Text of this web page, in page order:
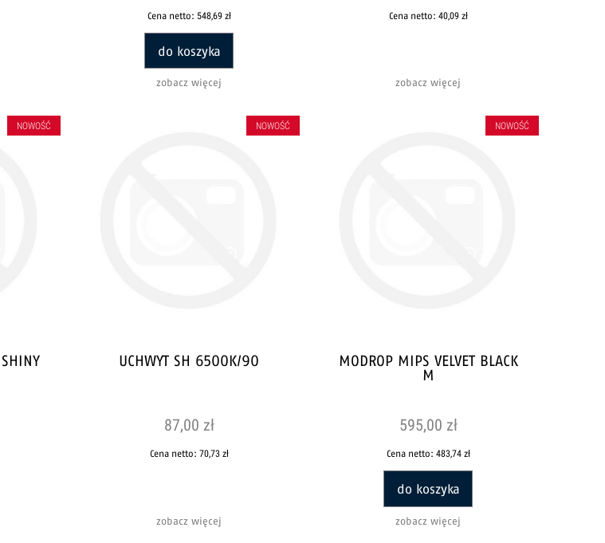
Cena netto: 548,69 zł
do koszyka
zobacz więcej
Cena netto: 40,09 zł
zobacz więcej
NOWOŚĆ
UCHWYT SH 6500K/90
87,00 zł
Cena netto: 70,73 zł
zobacz więcej
NOWOŚĆ
MODROP MIPS VELVET BLACK
M
595,00 zł
Cena netto: 483,74 zł
do koszyka
zobacz więcej
NOWOŚĆ